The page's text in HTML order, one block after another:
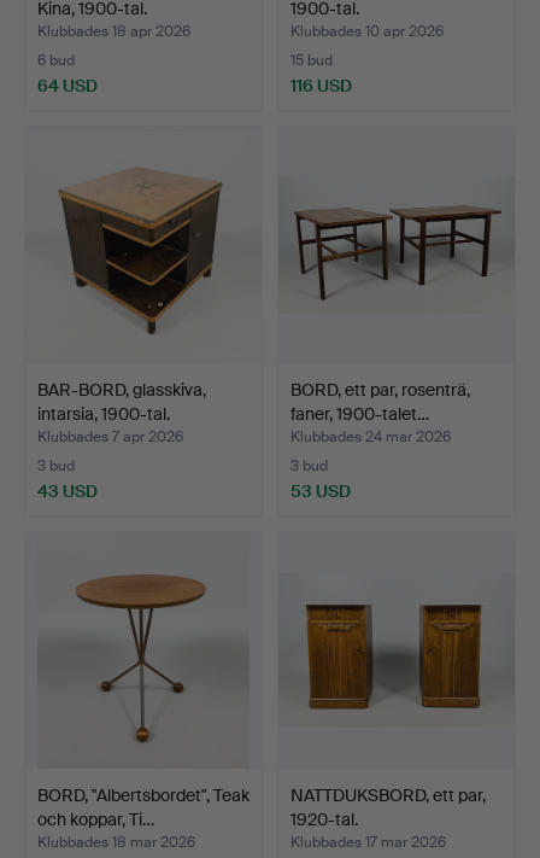
Kina, 1900-tal.
Klubbades 18 apr 2026
6 bud
64 USD
1900-tal.
Klubbades 10 apr 2026
15 bud
116 USD
BAR-BORD, glasskiva,
intarsia, 1900-tal.
Klubbades 7 apr 2026
3 bud
43 USD
BORD, ett par, rosenträ,
faner, 1900-talet…
Klubbades 24 mar 2026
3 bud
53 USD
BORD, "Albertsbordet", Teak
och koppar, Ti…
Klubbades 18 mar 2026
NATTDUKSBORD, ett par,
1920-tal.
Klubbades 17 mar 2026